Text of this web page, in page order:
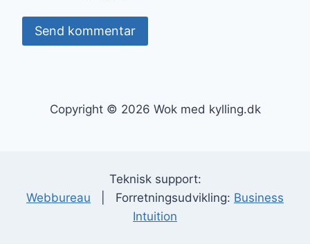
Copyright © 2026 Wok med kylling.dk
Teknisk support:
Webbureau | Forretningsudvikling: Business
Intuition